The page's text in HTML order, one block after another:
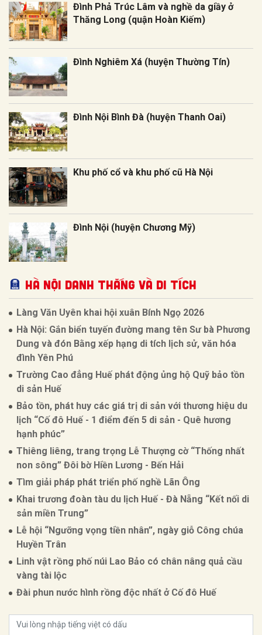
Đình Phả Trúc Lâm và nghề da giầy ở
Thăng Long (quận Hoàn Kiếm)
Đình Nghiêm Xá (huyện Thường Tín)
Đình Nội Bình Đà (huyện Thanh Oai)
Khu phố cổ và khu phố cũ Hà Nội
Đình Nội (huyện Chương Mỹ)
Hà Nội Danh thắng và Di tích
Làng Văn Uyên khai hội xuân Bính Ngọ 2026
Hà Nội: Gắn biển tuyến đường mang tên Sư bà Phương
Dung và đón Bằng xếp hạng di tích lịch sử, văn hóa
đình Yên Phú
Trường Cao đẳng Huế phát động ủng hộ Quỹ bảo tồn
di sản Huế
Bảo tồn, phát huy các giá trị di sản với thương hiệu du
lịch “Cố đô Huế - 1 điểm đến 5 di sản - Quê hương
hạnh phúc”
Thiêng liêng, trang trọng Lễ Thượng cờ “Thống nhất
non sông” Đôi bờ Hiền Lương - Bến Hải
Tìm giải pháp phát triển phố nghề Lãn Ông
Khai trương đoàn tàu du lịch Huế - Đà Nẵng “Kết nối di
sản miền Trung”
Lễ hội “Ngưỡng vọng tiền nhân”, ngày giỗ Công chúa
Huyền Trân
Linh vật rồng phố núi Lao Bảo có chân nâng quả cầu
vàng tài lộc
Đài phun nước hình rồng độc nhất ở Cố đô Huế